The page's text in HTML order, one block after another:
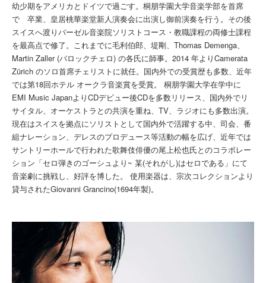
幼少期をアメリカとドイツで過ごす。桐朋学園大学音楽学部を首席
で゙卒業、皇居桃華楽堂新人演奏会に出演し御前演奏を行う。その後
スイスへ渡りバーゼル音楽院ソリストコース・教職課程の両修士課程
を最高点で修了。これまでに毛利伯郎、堤剛、Thomas Demenga、
Martin Zaller (バロックチェロ) の各氏に師事。2014 年よりCamerata
Zürich のソロ首席チェリストに就任。国内外での受賞歴も多数、近年
では第18回ホテル オークラ音楽賞を受賞。 桐朋学園大学在学中に
EMI Music JapanよりCDデビュー後CDを多数リリース、国内外でリ
サイタル、オーケストラとの共演を重ね、TV、ラジオにも多数出演。
現在はスイスを拠点にソリストとして国内外で活躍する中、司会、番
組ナレーション、デレスのプロデュース等活動の幅を広げ、近年では
サントリーホールで行われた歌舞伎俳優の尾上松也氏とのコラボレー
ション「セロ弾きのゴーシュより~ 某(それがし)はセロである」にて
音楽劇に挑戦し、好評を博した。 使用楽器は、宗次コレクションより
貸与されたGiovanni Grancino(1694年製)。